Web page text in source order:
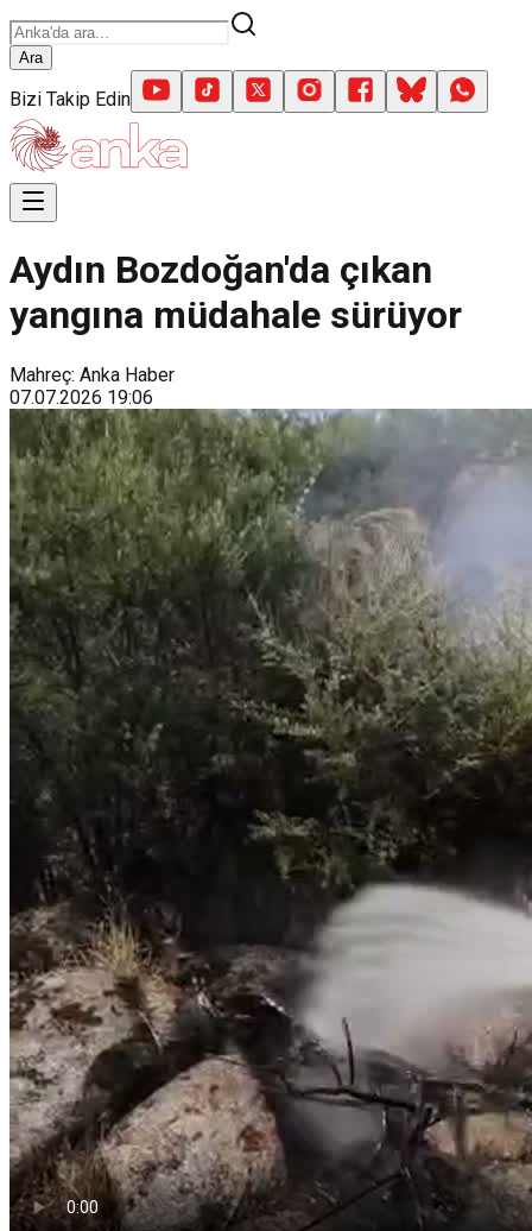
Ara
Bizi Takip Edin
Aydın Bozdoğan'da çıkan
yangına müdahale sürüyor
Mahreç: Anka Haber
07.07.2026 19:06